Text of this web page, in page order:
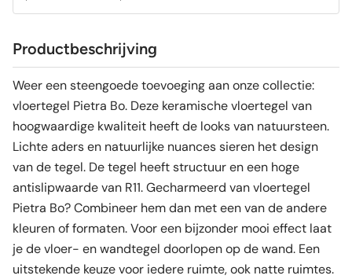
Productbeschrijving
Weer een steengoede toevoeging aan onze collectie:
vloertegel Pietra Bo. Deze keramische vloertegel van
hoogwaardige kwaliteit heeft de looks van natuursteen.
Lichte aders en natuurlijke nuances sieren het design
van de tegel. De tegel heeft structuur en een hoge
antislipwaarde van R11. Gecharmeerd van vloertegel
Pietra Bo? Combineer hem dan met een van de andere
kleuren of formaten. Voor een bijzonder mooi effect laat
je de vloer- en wandtegel doorlopen op de wand. Een
uitstekende keuze voor iedere ruimte, ook natte ruimtes.